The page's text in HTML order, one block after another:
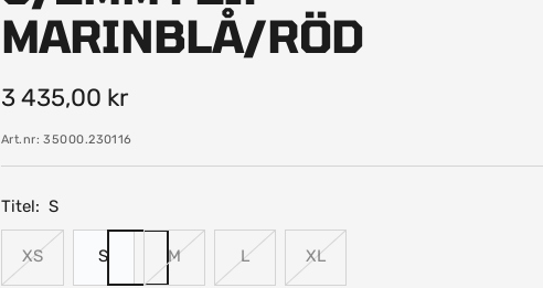
MARINBLÅ/RÖD
Rea-
pris
3 435,00 kr
Art.nr:35000.230116
Titel: S
XS S M L XL